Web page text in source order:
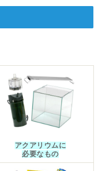
アクアリウムに
必要なもの